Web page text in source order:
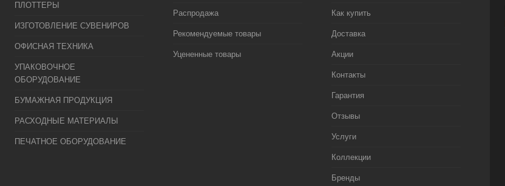
ПЛОТТЕРЫ
ИЗГОТОВЛЕНИЕ СУВЕНИРОВ
ОФИСНАЯ ТЕХНИКА
УПАКОВОЧНОЕ
ОБОРУДОВАНИЕ
БУМАЖНАЯ ПРОДУКЦИЯ
РАСХОДНЫЕ МАТЕРИАЛЫ
ПЕЧАТНОЕ ОБОРУДОВАНИЕ
Распродажа
Рекомендуемые товары
Уцененные товары
Как купить
Доставка
Акции
Контакты
Гарантия
Отзывы
Услуги
Коллекции
Бренды